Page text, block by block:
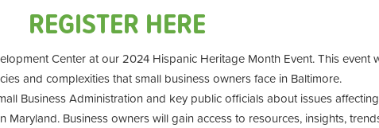
REGISTER HERE
Center at our 2024 Hispanic Heritage Month Event. This event
and complexities that small business owners face in Baltimore.
Business Administration and key public officials about issues affecting
Maryland. Business owners will gain access to resources, insights,